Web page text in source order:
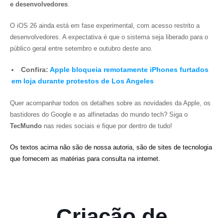
e desenvolvedores.
O iOS 26 ainda está em fase experimental, com acesso restrito a
desenvolvedores. A expectativa é que o sistema seja liberado para o
público geral entre setembro e outubro deste ano.
Confira: Apple bloqueia remotamente iPhones furtados
em loja durante protestos de Los Angeles
Quer acompanhar todos os detalhes sobre as novidades da Apple, os
bastidores do Google e as alfinetadas do mundo tech? Siga o
TecMundo nas redes sociais e fique por dentro de tudo!
Os textos acima não são de nossa autoria, são de sites de tecnologia
que fornecem as matérias para consulta na internet.